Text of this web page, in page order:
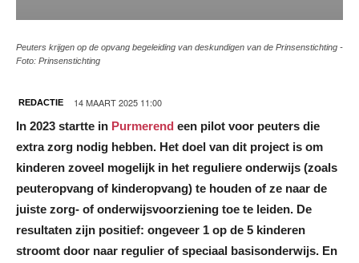
Peuters krijgen op de opvang begeleiding van deskundigen van de Prinsenstichting -
Foto: Prinsenstichting
REDACTIE 14 MAART 2025 11:00
In 2023 startte in Purmerend een pilot voor peuters die
extra zorg nodig hebben. Het doel van dit project is om
kinderen zoveel mogelijk in het reguliere onderwijs (zoals
peuteropvang of kinderopvang) te houden of ze naar de
juiste zorg- of onderwijsvoorziening toe te leiden. De
resultaten zijn positief: ongeveer 1 op de 5 kinderen
stroomt door naar regulier of speciaal basisonderwijs. En